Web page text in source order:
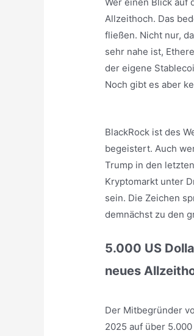
Allzeithoch. Das
fließen. Nicht nur,
sehr nahe ist,
der eigene
Noch gibt es aber
BlackRock ist des
begeistert. Auch
Trump in den
Kryptomarkt unter
sein. Die Zeichen
demnächst zu den
5.000 US
neues
Der Mitbegründer
2025 auf über